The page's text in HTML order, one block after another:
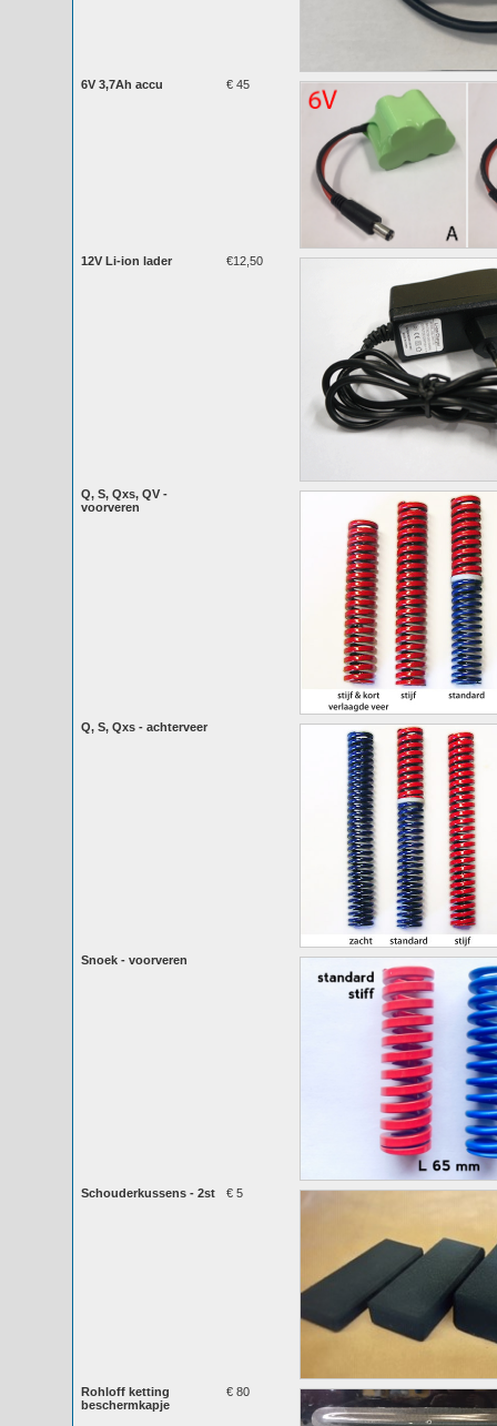
6V 3,7Ah accu € 45
12V Li-ion lader €12,50
Q, S, Qxs, QV -
voorveren
Q, S, Qxs - achterveer
Snoek - voorveren
Schouderkussens - 2st € 5
Rohloff ketting
beschermkapje
€ 80